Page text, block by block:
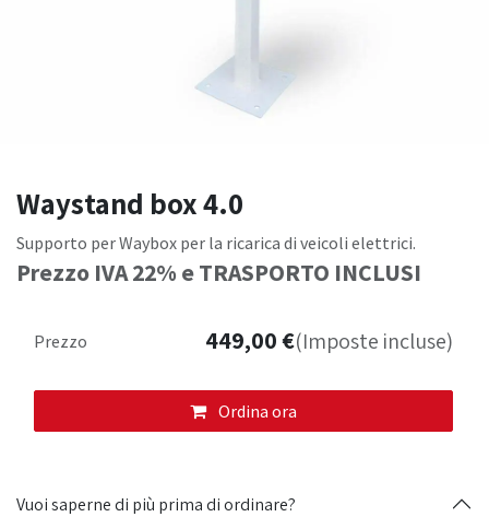
Waystand box 4.0
Supporto per Waybox per la ricarica di veicoli elettrici.
Prezzo IVA 22% e TRASPORTO INCLUSI
Ordina ora
Prezzo 449,00€(Imposte incluse)
Vuoi saperne di più prima di ordinare?